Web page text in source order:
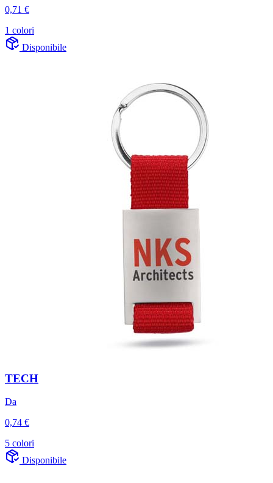
0,71 €
1 colori
Disponibile
TECH
Da
0,74 €
5 colori
Disponibile